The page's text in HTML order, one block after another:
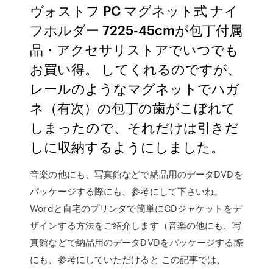
ヴォストフ PC マグネット式 ナイ
フホルダー 7225-45cmが包丁付属
品・アクセサリストアでいつでも
お買い得。 してくれるのですが、
レールのようなマグネットでハガ
ネ（有次）の包丁の歯がこぼれて
しまったので、それだけは引きだ
しに収納するようにしました。
音楽の他にも、写真館などで納品用のデータDVDを
パッケージする際にも、参考にして下さいね。
Wordと自宅のプリンタで簡単にCDジャケットをデ
ザインする方法をご紹介します（音楽の他にも、写
真館などで納品用のデータDVDをパッケージする際
にも、参考にしていただけると この記事では、